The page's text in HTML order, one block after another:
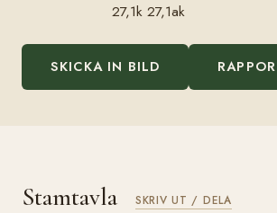
27,1k 27,1ak
SKICKA IN BILD
Stamtavla SKRIV UT / DELA